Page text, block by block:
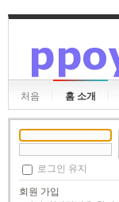
처음 홈 소개
로그인 유지
회원 가입